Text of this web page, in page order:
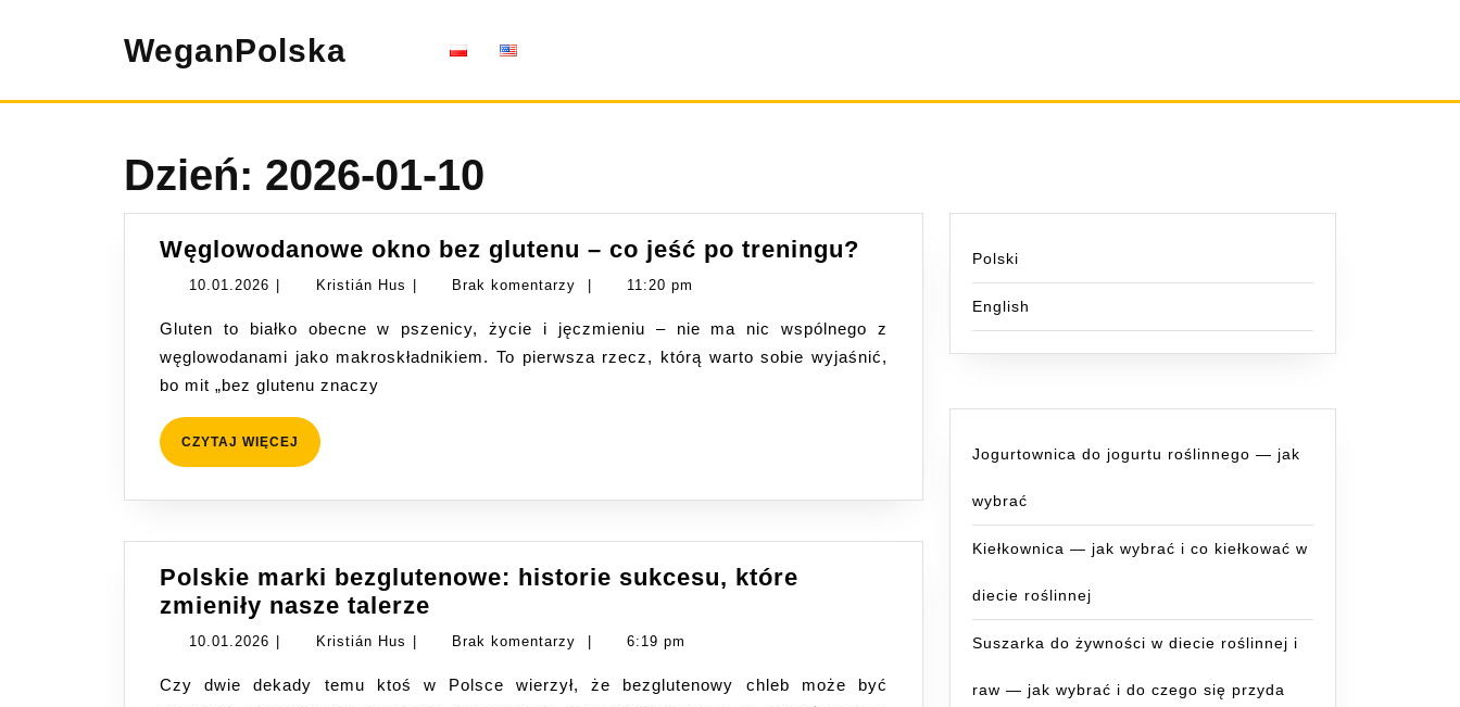
WeganPolska
Dzień: 2026-01-10
Węglowodanowe okno bez glutenu – co jeść po treningu? Węglowodanowe
glutenu
–
10.01.2026 10.01.2026Kristián Hus KristiánBrak komentarzy 11:20 pm
Gluten to białko obecne w pszenicy, życie i jęczmieniu – nie ma nic wspólnego z
węglowodanami jako makroskładnikiem. To pierwsza rzecz, którą warto sobie wyjaśnić,
bo mit „bez glutenu znaczy
CZYTAJ WIĘCEJ CZYTAJ
WIĘCEJ
Polskie marki bezglutenowe: historie sukcesu, które
zmieniły nasze talerze
marki
historie
10.01.2026 10.01.2026Kristián Hus KristiánBrak komentarzy 6:19 pm
Czy dwie dekady temu ktoś w Polsce wierzył, że bezglutenowy chleb może być
Polski
English
Jogurtownica do jogurtu roślinnego — jak
wybrać
Kiełkownica — jak wybrać i co kiełkować w
diecie roślinnej
Suszarka do żywności w diecie roślinnej i
raw — jak wybrać i do czego się przyda